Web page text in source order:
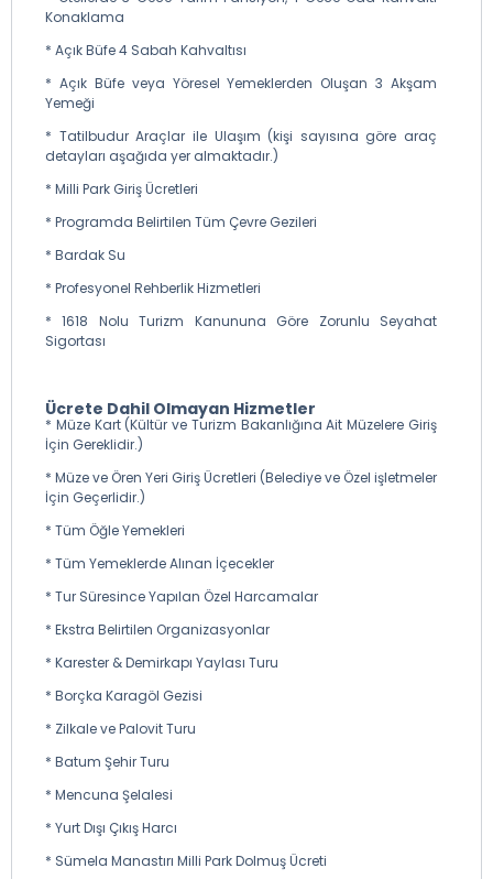
sonra otelimize yerleşiyoruz.
* Sabah Kahvaltısı: Güzergâhımız üzerinde uygun bir
tesiste alınacaktır. (Ekstra)
* Öğle Yemeği: Akçaabat Körfez Metin Restoran’da
serbest ya da menü olarak alınacaktır. (Ekstra)
* Akşam Yemeği: Otelde açık büfe ve ya set menü olarak
Sera Nature Hotel, Bayrak Grand Otel, Berlin Suite vb.
Trabzon Şehir Otelleri
Konaklama
* Açık Büfe 4 Sabah Kahvaltısı
* Açık Büfe veya Yöresel Yemeklerden Oluşan 3 Akşam
Yemeği
* Tatilbudur Araçlar ile Ulaşım (kişi sayısına göre araç
detayları aşağıda yer almaktadır.)
* Milli Park Giriş Ücretleri
* Programda Belirtilen Tüm Çevre Gezileri
* Bardak Su
* Profesyonel Rehberlik Hizmetleri
* 1618 Nolu Turizm Kanununa Göre Zorunlu Seyahat
Sigortası
Ücrete Dahil Olmayan Hizmetler
* Müze Kart (Kültür ve Turizm Bakanlığına Ait Müzelere Giriş
İçin Gereklidir.)
* Müze ve Ören Yeri Giriş Ücretleri (Belediye ve Özel işletmeler
İçin Geçerlidir.)
* Tüm Öğle Yemekleri
* Tüm Yemeklerde Alınan İçecekler
* Tur Süresince Yapılan Özel Harcamalar
* Ekstra Belirtilen Organizasyonlar
* Karester & Demirkapı Yaylası Turu
* Borçka Karagöl Gezisi
* Zilkale ve Palovit Turu
* Batum Şehir Turu
* Mencuna Şelalesi
* Yurt Dışı Çıkış Harcı
* Sümela Manastırı Milli Park Dolmuş Ücreti